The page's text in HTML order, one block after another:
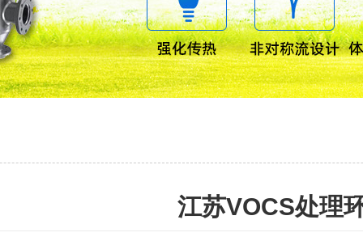
江苏VOCS处理